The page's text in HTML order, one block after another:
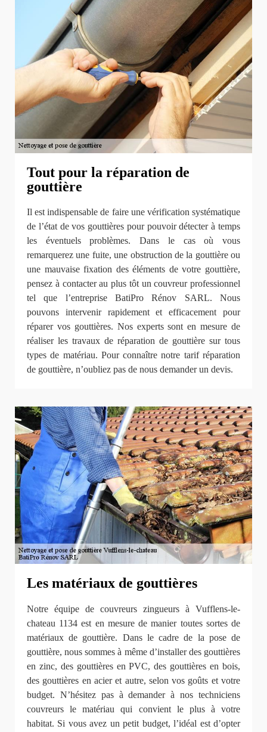
Tout pour la réparation de
gouttière
Il est indispensable de faire une vérification systématique
de l’état de vos gouttières pour pouvoir détecter à temps
les éventuels problèmes. Dans le cas où vous
remarquerez une fuite, une obstruction de la gouttière ou
une mauvaise fixation des éléments de votre gouttière,
pensez à contacter au plus tôt un couvreur professionnel
tel que l’entreprise BatiPro Rénov SARL. Nous
pouvons intervenir rapidement et efficacement pour
réparer vos gouttières. Nos experts sont en mesure de
réaliser les travaux de réparation de gouttière sur tous
types de matériau. Pour connaître notre tarif réparation
de gouttière, n’oubliez pas de nous demander un devis.
Les matériaux de gouttières
Notre équipe de couvreurs zingueurs à Vufflens-le-
chateau 1134 est en mesure de manier toutes sortes de
matériaux de gouttière. Dans le cadre de la pose de
gouttière, nous sommes à même d’installer des gouttières
en zinc, des gouttières en PVC, des gouttières en bois,
des gouttières en acier et autre, selon vos goûts et votre
budget. N’hésitez pas à demander à nos techniciens
couvreurs le matériau qui convient le plus à votre
habitat. Si vous avez un petit budget, l’idéal est d’opter